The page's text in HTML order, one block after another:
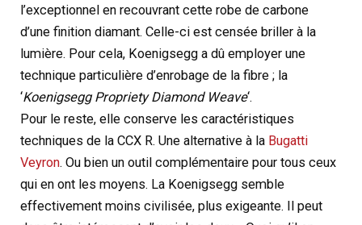
l’exceptionnel en recouvrant cette robe de carbone
d’une finition diamant. Celle-ci est censée briller à la
lumière. Pour cela, Koenigsegg a dû employer une
technique particulière d’enrobage de la fibre ; la
‘Koenigsegg Propriety Diamond Weave‘.
Pour le reste, elle conserve les caractéristiques
techniques de la CCX R. Une alternative à la Bugatti
Veyron. Ou bien un outil complémentaire pour tous ceux
qui en ont les moyens. La Koenigsegg semble
effectivement moins civilisée, plus exigeante. Il peut